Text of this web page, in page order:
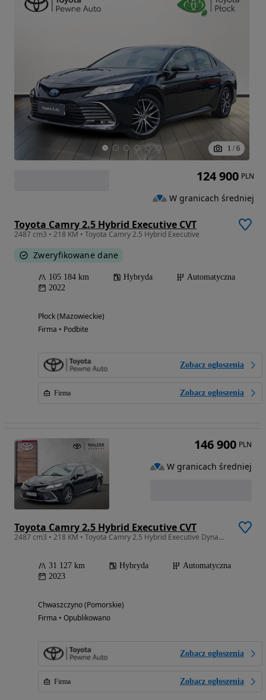
1 / 6
Toyota Camry 2.5 Hybrid Executive CVT
2487 cm3 • 218 KM • Toyota Camry 2.5 Hybrid Executive
Zweryfikowane dane
105 184 km Hybryda
Automatyczna
2022
Płock (Mazowieckie)
Firma • Podbite
Zobacz ogłoszenia
Firma Zobacz ogłoszenia
124 900 PLN
W granicach średniej
Toyota Camry 2.5 Hybrid Executive CVT
2487 cm3 • 218 KM • Toyota Camry 2.5 Hybrid Executive Dynamic Force 218 KM
31 127 km Hybryda
Automatyczna
2023
Chwaszczyno (Pomorskie)
Firma • Opublikowano
Zobacz ogłoszenia
Firma Zobacz ogłoszenia
146 900 PLN
W granicach średniej